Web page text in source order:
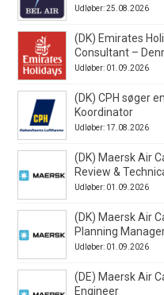
Udløber: 25.08.2026
(DK) Emirates
Consultant –
Udløber: 01.09.2026
(DK) CPH søger
Koordinator
Udløber: 17.08.2026
(DK) Maersk Air
Review &
Udløber: 01.09.2026
(DK) Maersk Air
Planning
Udløber: 01.09.2026
(DE) Maersk Air
Engineer